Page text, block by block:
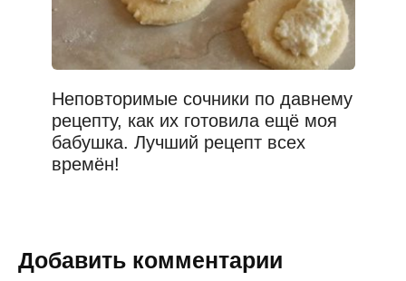
Неповторимые сочники по давнему
рецепту, как их готовила ещё моя
бабушка. Лучший рецепт всех
времён!
Добавить комментарии